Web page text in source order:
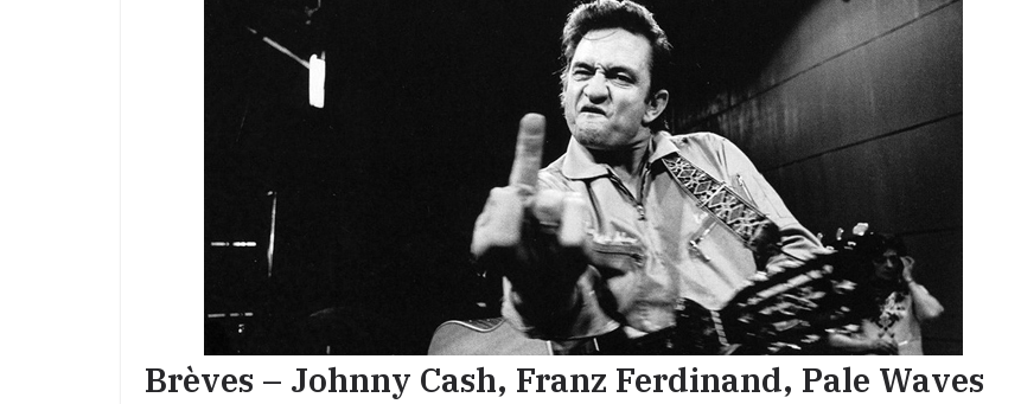
Brèves – Johnny Cash, Franz Ferdinand, Pale Waves